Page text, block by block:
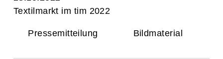
Textilmarkt im tim 2022
Pressemitteilung Bildmaterial